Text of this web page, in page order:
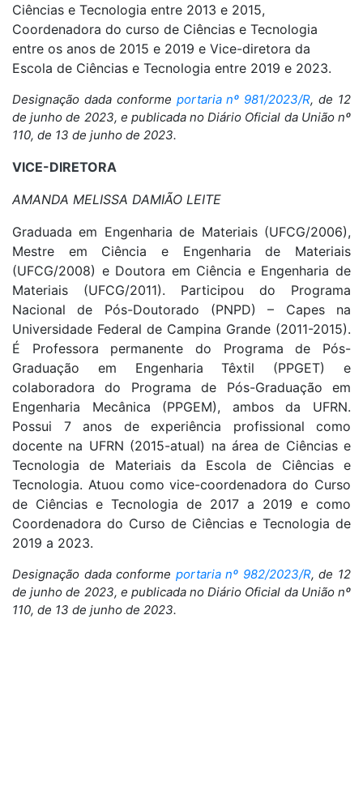
Ciências e Tecnologia entre 2013 e 2015,
Coordenadora do curso de Ciências e Tecnologia
entre os anos de 2015 e 2019 e Vice-diretora da
Escola de Ciências e Tecnologia entre 2019 e 2023.
Designação dada conforme portaria nº 981/2023/R, de 12
de junho de 2023, e publicada no Diário Oficial da União nº
110, de 13 de junho de 2023.
VICE-DIRETORA
AMANDA MELISSA DAMIÃO LEITE
Graduada em Engenharia de Materiais (UFCG/2006),
Mestre em Ciência e Engenharia de Materiais
(UFCG/2008) e Doutora em Ciência e Engenharia de
Materiais (UFCG/2011). Participou do Programa
Nacional de Pós-Doutorado (PNPD) – Capes na
Universidade Federal de Campina Grande (2011-2015).
É Professora permanente do Programa de Pós-
Graduação em Engenharia Têxtil (PPGET) e
colaboradora do Programa de Pós-Graduação em
Engenharia Mecânica (PPGEM), ambos da UFRN.
Possui 7 anos de experiência profissional como
docente na UFRN (2015-atual) na área de Ciências e
Tecnologia de Materiais da Escola de Ciências e
Tecnologia. Atuou como vice-coordenadora do Curso
de Ciências e Tecnologia de 2017 a 2019 e como
Coordenadora do Curso de Ciências e Tecnologia de
2019 a 2023.
Designação dada conforme portaria nº 982/2023/R, de 12
de junho de 2023, e publicada no Diário Oficial da União nº
110, de 13 de junho de 2023.